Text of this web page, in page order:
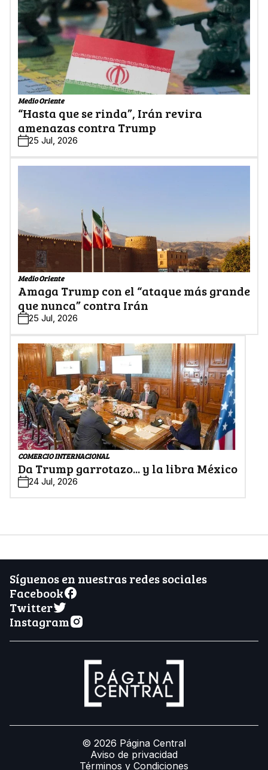
Medio Oriente
“Hasta que se rinda”, Irán revira
amenazas contra Trump
25 Jul, 2026
Medio Oriente
Amaga Trump con el “ataque más grande
que nunca” contra Irán
25 Jul, 2026
COMERCIO INTERNACIONAL
Da Trump garrotazo... y la libra México
24 Jul, 2026
Síguenos en nuestras redes sociales
Facebook
Twitter
Instagram
© 2026 Página Central
Aviso de privacidad
Términos y Condiciones